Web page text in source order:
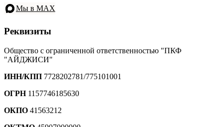
Мы в MAX
Реквизиты
Общество с ограниченной ответственностью "ПКФ
"АЙДЖИСИ"
ИНН/КПП 7728202781/775101001
ОГРН1157746185630
ОКПО 41563212